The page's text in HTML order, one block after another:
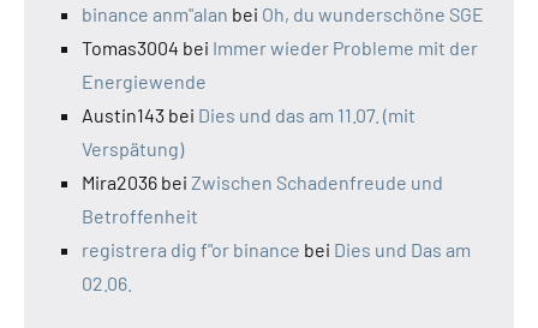
binance anm"alan bei Oh, du wunderschöne SGE
Tomas3004 bei Immer wieder Probleme mit der
Energiewende
Austin143 bei Dies und das am 11.07. (mit
Verspätung)
Mira2036 bei Zwischen Schadenfreude und
Betroffenheit
registrera dig f"or binance bei Dies und Das am
02.06.